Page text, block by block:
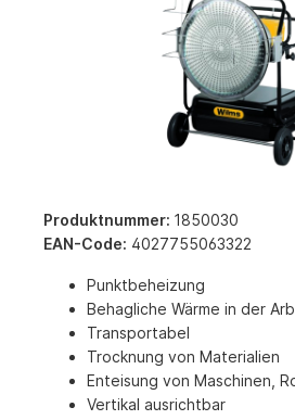
Produktnummer: 1850030
EAN-Code: 4027755063322
Punktbeheizung
Behagliche Wärme in der
Transportabel
Trocknung von Materialien
Enteisung von Maschinen,
Vertikal ausrichtbar